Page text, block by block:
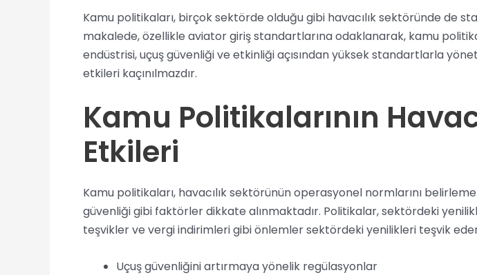
Kamu politikaları, birçok sektörde olduğu gibi havacılık sektöründe de
makalede, özellikle aviator giriş standartlarına odaklanarak, kamu
endüstrisi, uçuş güvenliği ve etkinliği açısından yüksek standartlarla
etkileri kaçınılmazdır.
Kamu Politikalarının
Etkileri
Kamu politikaları, havacılık sektörünün operasyonel normlarını
güvenliği gibi faktörler dikkate alınmaktadır. Politikalar, sektördeki
teşvikler ve vergi indirimleri gibi önlemler sektördeki yenilikleri teşvik
Uçuş güvenliğini artırmaya yönelik regülasyonlar